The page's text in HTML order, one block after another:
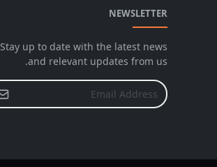
NEWSLETTER
Stay up to date with the latest news
and relevant updates from us.